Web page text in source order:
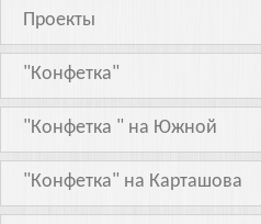
Проекты
"Конфетка"
"Конфетка " на Южной
"Конфетка" на Карташова